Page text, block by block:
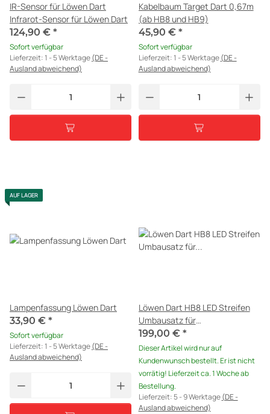
IR-Sensor für Löwen Dart
Infrarot-Sensor für Löwen Dart
124,90 € *
Sofort verfügbar
Lieferzeit:1 - 5 Werktage(DE -
Ausland abweichend)
Kabelbaum Target Dart 0,67m
(ab HB8 und HB9)
45,90 € *
Sofort verfügbar
Lieferzeit:1 - 5 Werktage(DE -
Ausland abweichend)
AUF LAGER
Lampenfassung Löwen Dart
33,90 € *
Sofort verfügbar
Lieferzeit:1 - 5 Werktage(DE -
Ausland abweichend)
Löwen Dart HB8 LED Streifen
Umbausatz für
Scheibenbeleuchtung
199,00 € *
Dieser Artikel wird nur auf
Kundenwunsch bestellt. Er ist nicht
vorrätig! Lieferzeit ca. 1 Woche ab
Bestellung.
Lieferzeit:5 - 9 Werktage(DE -
Ausland abweichend)